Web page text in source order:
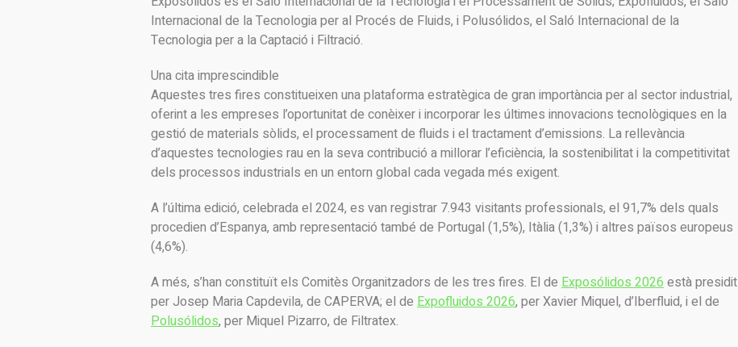
Internacional de la Tecnologia per al Procés de Fluids, i Polusólidos, el Saló Internacional de la
Tecnologia per a la Captació i Filtració.
Una cita imprescindible
Aquestes tres fires constitueixen una plataforma estratègica de gran importància per al sector industrial,
oferint a les empreses l’oportunitat de conèixer i incorporar les últimes innovacions tecnològiques en la
gestió de materials sòlids, el processament de fluids i el tractament d’emissions. La rellevància
d’aquestes tecnologies rau en la seva contribució a millorar l’eficiència, la sostenibilitat i la competitivitat
dels processos industrials en un entorn global cada vegada més exigent.
A l’última edició, celebrada el 2024, es van registrar 7.943 visitants professionals, el 91,7% dels quals
procedien d’Espanya, amb representació també de Portugal (1,5%), Itàlia (1,3%) i altres països europeus
(4,6%).
A més, s’han constituït els Comitès Organitzadors de les tres fires. El de Exposólidos 2026està presidit
per Josep Maria Capdevila, de CAPERVA; el de Expofluidos 2026, per Xavier Miquel, d’Iberfluid, i el de
Polusólidos, per Miquel Pizarro, de Filtratex.